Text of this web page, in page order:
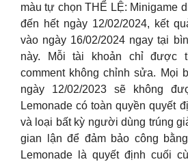
màu tự chọn THỂ LỆ: Minigame
đến hết ngày 12/02/2024, kết
vào ngày 16/02/2024 ngay tại
này. Mỗi tài khoản chỉ được
comment không chỉnh sửa. Mọi
ngày 12/02/2023 sẽ không
Lemonade có toàn quyền quyết
và loại bất kỳ người dùng trúng
gian lận để đảm bảo công
Lemonade là quyết định cuối